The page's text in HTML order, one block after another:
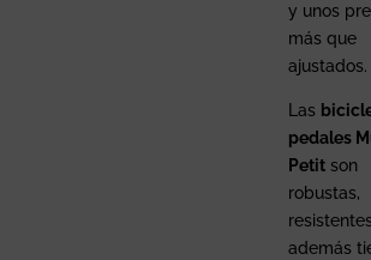
y unos
más que
ajustados.
Las
pedales
Petitson
robustas,
además